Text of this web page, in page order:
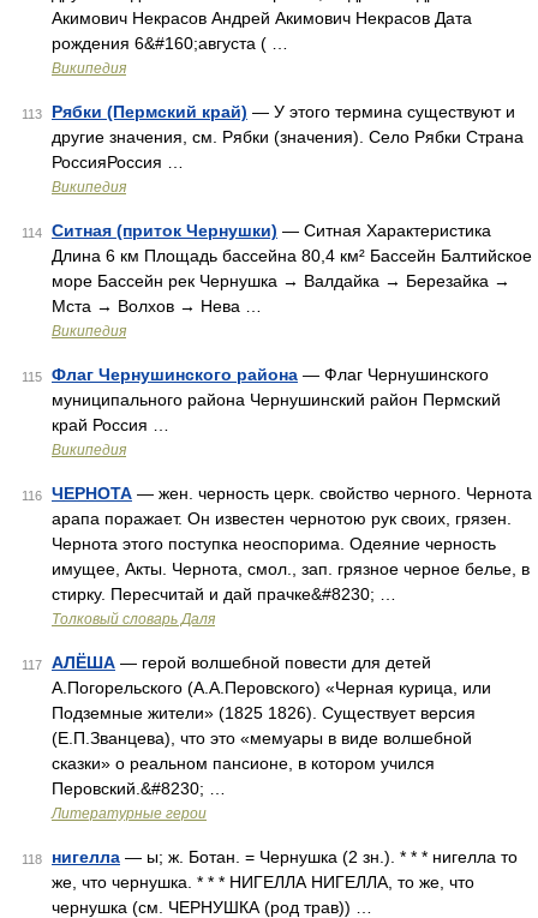
Акимович Некрасов Андрей Акимович Некрасов Дата
рождения 6&#160;августа ( …
Википедия
113 Рябки (Пермский край) — У этого термина существуют и
другие значения, см. Рябки (значения). Село Рябки Страна
РоссияРоссия …
Википедия
114 Ситная (приток Чернушки) — Ситная Характеристика
Длина 6 км Площадь бассейна 80,4 км² Бассейн Балтийское
море Бассейн рек Чернушка → Валдайка → Березайка →
Мста → Волхов → Нева …
Википедия
115 Флаг Чернушинского района — Флаг Чернушинского
муниципального района Чернушинский район Пермский
край Россия …
Википедия
116 ЧЕРНОТА — жен. черность церк. свойство черного. Чернота
арапа поражает. Он известен чернотою рук своих, грязен.
Чернота этого поступка неоспорима. Одеяние черность
имущее, Акты. Чернота, смол., зап. грязное черное белье, в
стирку. Пересчитай и дай прачке&#8230; …
Толковый словарь Даля
117 АЛЁША — герой волшебной повести для детей
А.Погорельского (А.А.Перовского) «Черная курица, или
Подземные жители» (1825 1826). Существует версия
(Е.П.Званцева), что это «мемуары в виде волшебной
сказки» о реальном пансионе, в котором учился
Перовский.&#8230; …
Литературные герои
118 нигелла — ы; ж. Ботан. = Чернушка (2 зн.). * * * нигелла то
же, что чернушка. * * * НИГЕЛЛА НИГЕЛЛА, то же, что
чернушка (см. ЧЕРНУШКА (род трав)) …